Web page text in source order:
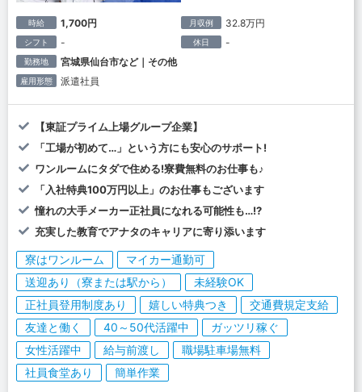
時給 1,700円 月収例 32.8万円
シフト - 休日 -
勤務地 宮城県仙台市など｜その他
雇用形態 派遣社員
【東証プライム上場グループ企業】
「工場が初めて…」という方にも安心のサポート!
ワンルームにタダで住める!寮費無料のお仕事も♪
「入社特典100万円以上」のお仕事もございます
憧れの大手メーカー正社員になれる可能性も…!?
充実した教育でアナタのキャリアに寄り添います
寮はワンルーム
マイカー通勤可
送迎あり（寮または駅から）
未経験OK
正社員登用制度あり
嬉しい特典つき
交通費規定支給
友達と働く
40～50代活躍中
ガッツリ稼ぐ
女性活躍中
給与前渡し
職場駐車場無料
社員食堂あり
簡単作業